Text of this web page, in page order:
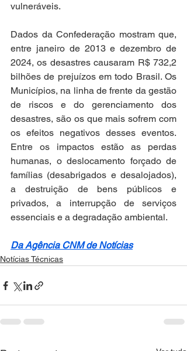
vulneráveis.
Dados da Confederação mostram que,
entre janeiro de 2013 e dezembro de
2024, os desastres causaram R$ 732,2
bilhões de prejuízos em todo Brasil. Os
Municípios, na linha de frente da gestão
de riscos e do gerenciamento dos
desastres, são os que mais sofrem com
os efeitos negativos desses eventos.
Entre os impactos estão as perdas
humanas, o deslocamento forçado de
famílias (desabrigados e desalojados),
a destruição de bens públicos e
privados, a interrupção de serviços
essenciais e a degradação ambiental.
Da Agência CNM de Notícias
Notícias Técnicas